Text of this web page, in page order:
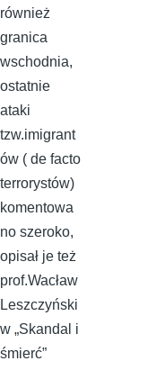
również
granica
wschodnia,
ostatnie
ataki
tzw.imigrant
ów ( de facto
terrorystów)
komentowa
no szeroko,
opisał je też
prof.Wacław
Leszczyński
w „Skandal i
śmierć”